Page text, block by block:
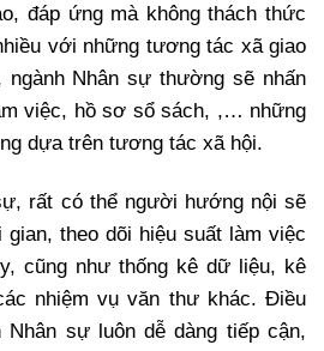
đáp ứng mà không thách thức
với những tương tác xã giao
ngành Nhân sự thường sẽ nhấn
việc, hồ sơ sổ sách, ,… những
dựa trên tương tác xã hội.
rất có thể người hướng nội sẽ
theo dõi hiệu suất làm việc
cũng như thống kê dữ liệu, kê
nhiệm vụ văn thư khác. Điều
Nhân sự luôn dễ dàng tiếp cận,